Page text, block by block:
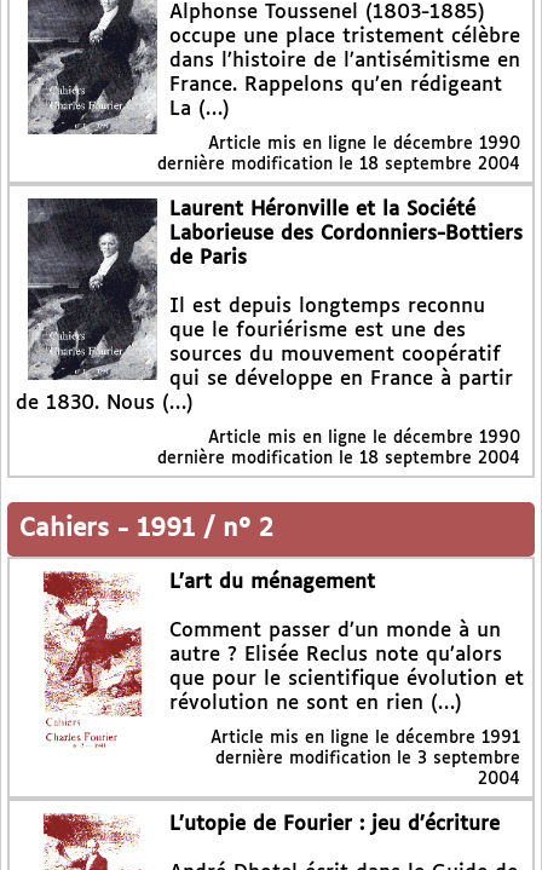
Alphonse Toussenel (1803-1885)
occupe une place tristement célèbre
dans l’histoire de l’antisémitisme en
France. Rappelons qu’en rédigeant
La (…)
Article mis en ligne le décembre 1990
dernière modification le 18 septembre 2004
Laurent Héronville et la Société
Laborieuse des Cordonniers-Bottiers
de Paris
Il est depuis longtemps reconnu
que le fouriérisme est une des
sources du mouvement coopératif
qui se développe en France à partir
de 1830. Nous (…)
Article mis en ligne le décembre 1990
dernière modification le 18 septembre 2004
Cahiers - 1991 / n° 2
L’art du ménagement
Comment passer d’un monde à un
autre ? Elisée Reclus note qu’alors
que pour le scientifique évolution et
révolution ne sont en rien (…)
Article mis en ligne le décembre 1991
dernière modification le 3 septembre
2004
L’utopie de Fourier : jeu d’écriture